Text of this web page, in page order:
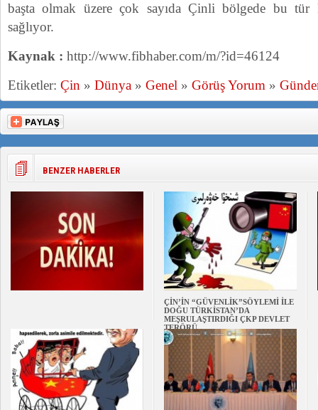
başta olmak üzere çok sayıda Çinli bölgede bu tür
sağlıyor.
Kaynak : http://www.fibhaber.com/m/?id=46124
Etiketler: Çin » Dünya » Genel » Görüş Yorum »
BENZER HABERLER
ÇİN’İN “GÜVENLİK”SÖYLEMİ İLE
DOĞU TÜRKİSTAN’DA
MEŞRULAŞTIRDIĞI ÇKP DEVLET
TERÖRÜ